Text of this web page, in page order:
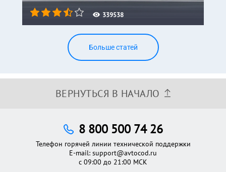
339538
Больше статей
ВЕРНУТЬСЯ В НАЧАЛО
8 800 500 74 26
Телефон горячей линии технической поддержки
E-mail: support@avtocod.ru
с 09:00 до 21:00 МСК